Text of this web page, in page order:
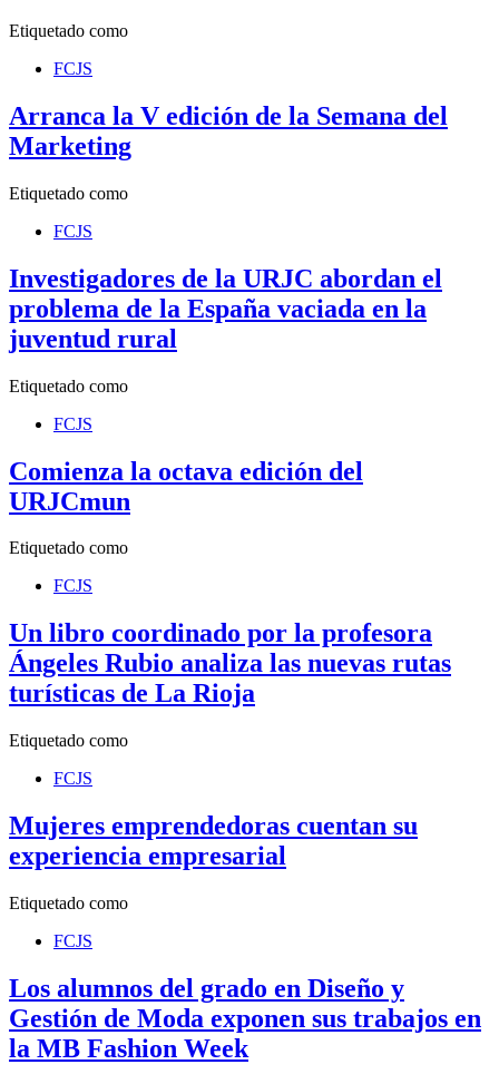
Etiquetado como
FCJS
Arranca la V edición de la Semana del
Marketing
Etiquetado como
FCJS
Investigadores de la URJC abordan el
problema de la España vaciada en la
juventud rural
Etiquetado como
FCJS
Comienza la octava edición del
URJCmun
Etiquetado como
FCJS
Un libro coordinado por la profesora
Ángeles Rubio analiza las nuevas rutas
turísticas de La Rioja
Etiquetado como
FCJS
Mujeres emprendedoras cuentan su
experiencia empresarial
Etiquetado como
FCJS
Los alumnos del grado en Diseño y
Gestión de Moda exponen sus trabajos en
la MB Fashion Week